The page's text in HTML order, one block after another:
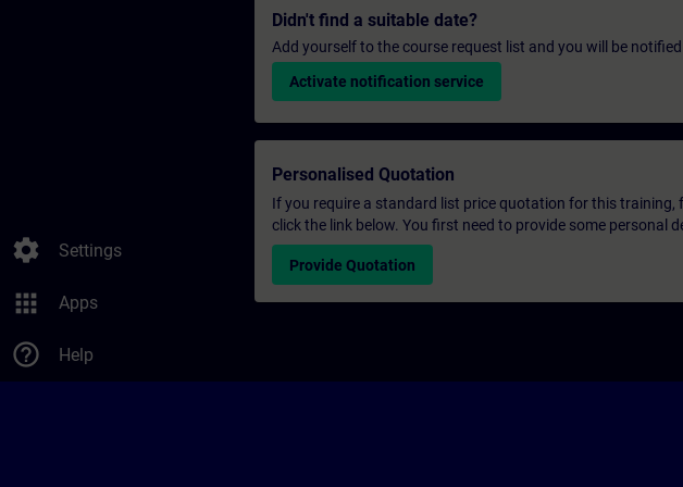
settings Settings
apps Apps
help_outline Help
Didn't find a suitable date?
Add yourself to the course request list and you will be
Activate notification service
Personalised Quotation
If you require a standard list price quotation for this
click the link below. You first need to provide some personal
Provide Quotation